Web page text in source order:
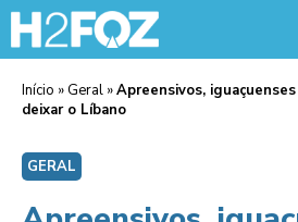
Início » Geral »Apreensivos,
deixar o Líbano
GERAL